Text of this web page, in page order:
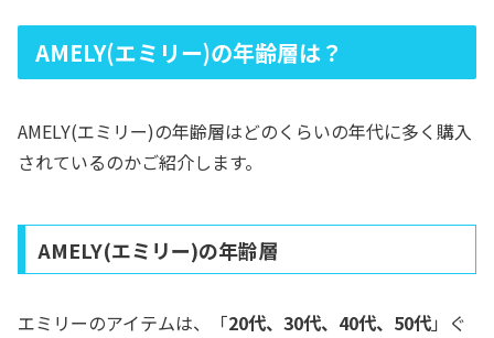
AMELY(エミリー)の年齢層は？
AMELY(エミリー)の年齢層はどのくらいの年代に多く購入
されているのかご紹介します。
AMELY(エミリー)の年齢層
エミリーのアイテムは、「20代、30代、40代、50代」ぐ